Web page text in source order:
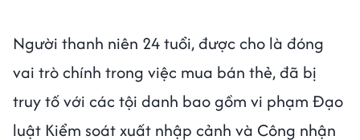
Người thanh niên 24 tuổi, được cho là đóng
vai trò chính trong việc mua bán thẻ, đã bị
truy tố với các tội danh bao gồm vi phạm Đạo
luật Kiểm soát xuất nhập cảnh và Công nhận